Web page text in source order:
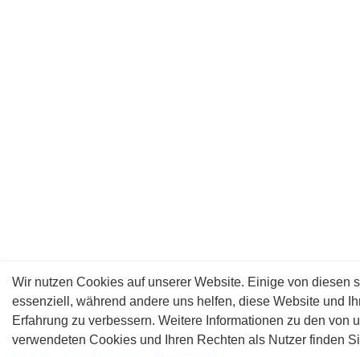
Wir nutzen Cookies auf unserer Website. Einige von diesen
essenziell, während andere uns helfen, diese Website und
Erfahrung zu verbessern. Weitere Informationen zu den von
verwendeten Cookies und Ihren Rechten als Nutzer finden